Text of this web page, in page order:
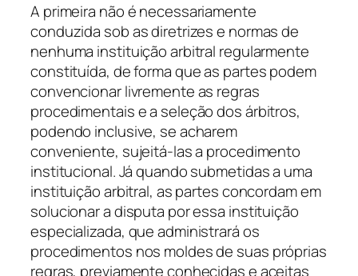
A primeira não é necessariamente
conduzida sob as diretrizes e normas de
nenhuma instituição arbitral regularmente
constituída, de forma que as partes podem
convencionar livremente as regras
procedimentais e a seleção dos árbitros,
podendo inclusive, se acharem
conveniente, sujeitá-las a procedimento
institucional. Já quando submetidas a uma
instituição arbitral, as partes concordam em
solucionar a disputa por essa instituição
especializada, que administrará os
procedimentos nos moldes de suas próprias
regras, previamente conhecidas e aceitas